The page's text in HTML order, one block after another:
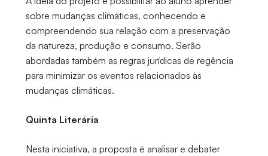
sobre mudanças climáticas, conhecendo e
compreendendo sua relação com a preservação
da natureza, produção e consumo. Serão
abordadas também as regras jurídicas de regência
para minimizar os eventos relacionados às
mudanças climáticas.
Quinta Literária
Nesta iniciativa, a proposta é analisar e debater